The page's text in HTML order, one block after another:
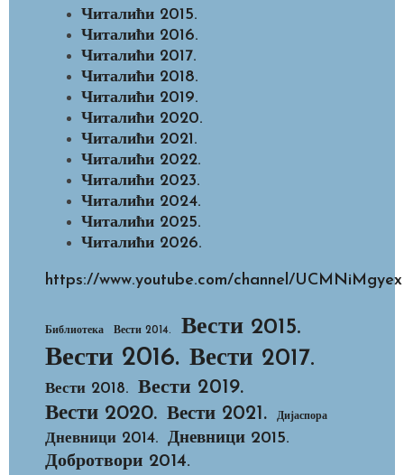
Читалићи 2015.
Читалићи 2016.
Читалићи 2017.
Читалићи 2018.
Читалићи 2019.
Читалићи 2020.
Читалићи 2021.
Читалићи 2022.
Читалићи 2023.
Читалићи 2024.
Читалићи 2025.
Читалићи 2026.
https://www.youtube.com/channel/
Библиотека Вести 2014. Вести 2015.
Вести 2016. Вести 2017.
Вести 2018. Вести 2019.
Вести 2020. Вести 2021. Дијаспора
Дневници 2014. Дневници 2015.
Добротвори 2014.